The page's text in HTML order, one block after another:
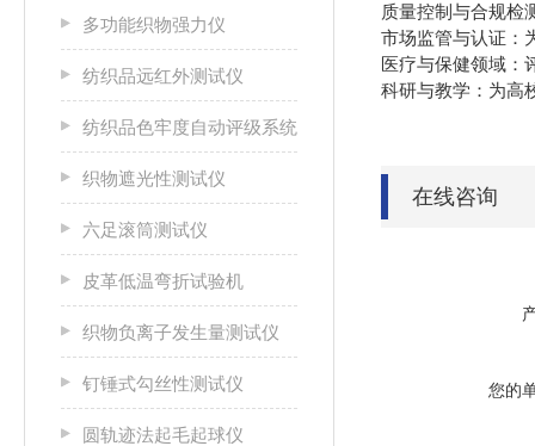
多功能织物强力仪
纺织品远红外测试仪
纺织品色牢度自动评级系统
织物遮光性测试仪
六足滚筒测试仪
皮革低温弯折试验机
织物负离子发生量测试仪
钉锤式勾丝性测试仪
圆轨迹法起毛起球仪
质量控制与合规检
市场监管与认证‌：
医疗与保健领域‌：
科研与教学‌：为高
在线咨询
您的